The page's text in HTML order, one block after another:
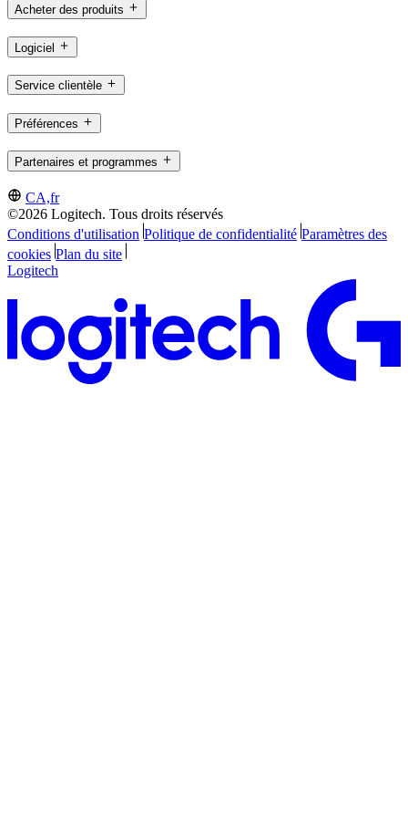
Acheter des produits
Logiciel
Service clientèle
Préférences
Partenaires et programmes
CA,fr
©2026 Logitech. Tous droits réservés
Conditions d'utilisation Politique de confidentialité Paramètres des
cookies Plan du site
Logitech